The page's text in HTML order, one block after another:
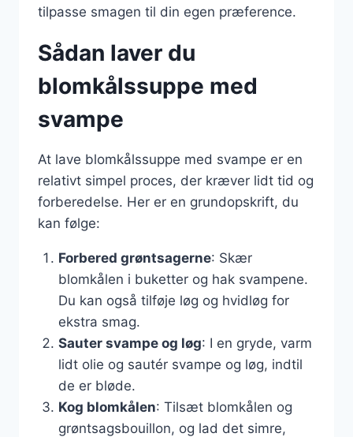
tilpasse smagen til din egen præference.
Sådan laver du
blomkålssuppe med
svampe
At lave blomkålssuppe med svampe er en
relativt simpel proces, der kræver lidt tid og
forberedelse. Her er en grundopskrift, du
kan følge:
Forbered grøntsagerne: Skær
blomkålen i buketter og hak svampene.
Du kan også tilføje løg og hvidløg for
ekstra smag.
Sauter svampe og løg: I en gryde, varm
lidt olie og sautér svampe og løg, indtil
de er bløde.
Kog blomkålen: Tilsæt blomkålen og
grøntsagsbouillon, og lad det simre,